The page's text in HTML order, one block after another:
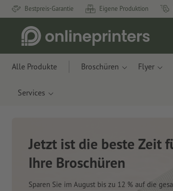
Bestpreis-Garantie Eigene Produktion
Alle Produkte Broschüren Flyer
Services
Neue Notizbücher &
Planer für Ihren
Schreibtisch